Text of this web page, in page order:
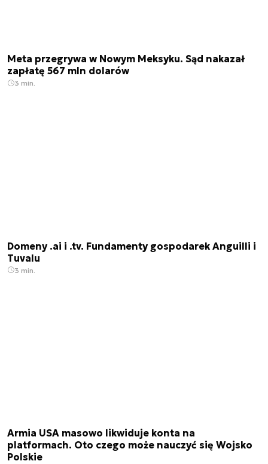
Meta przegrywa w Nowym Meksyku. Sąd nakazał
zapłatę 567 mln dolarów
3 min.
Domeny .ai i .tv. Fundamenty gospodarek Anguilli i
Tuvalu
3 min.
Armia USA masowo likwiduje konta na
platformach. Oto czego może nauczyć się Wojsko
Polskie